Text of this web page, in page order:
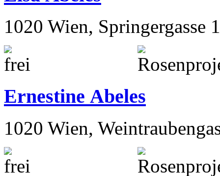
1020 Wien, Springergasse
Ernestine Abeles
1020 Wien,